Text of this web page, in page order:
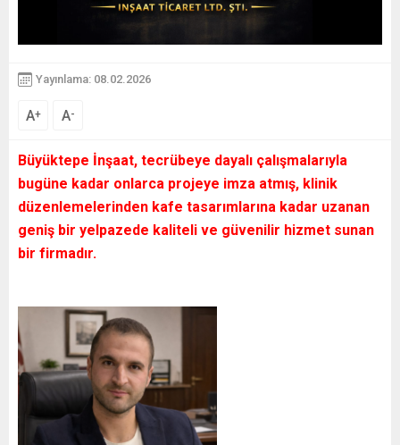
Yayınlama: 08.02.2026
A+ A-
Büyüktepe İnşaat, tecrübeye dayalı çalışmalarıyla
bugüne kadar onlarca projeye imza atmış, klinik
düzenlemelerinden kafe tasarımlarına kadar uzanan
geniş bir yelpazede kaliteli ve güvenilir hizmet sunan
bir firmadır.